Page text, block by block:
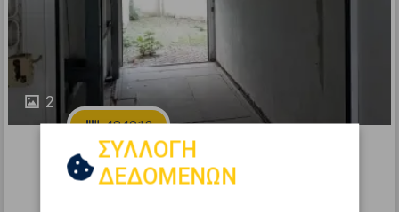
2
484012
Πάρκιν 13τ.μ. προς πώληση
ΣΥΛΛΟΓΗ
ΔΕΔΟΜΕΝΩΝ